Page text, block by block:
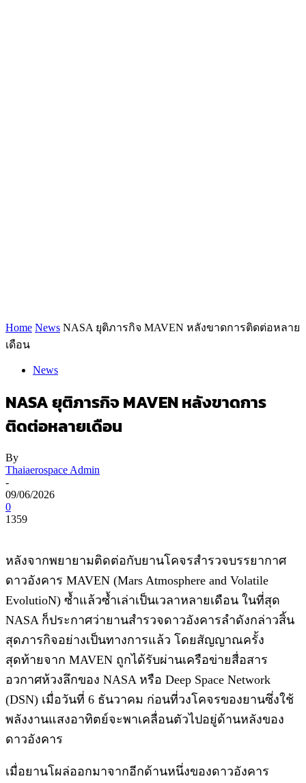
Home News NASA ยุติภารกิจ MAVEN หลังขาดการติดต่อหลาย
เดือน
News
NASA ยุติภารกิจ MAVEN หลังขาดการ
ติดต่อหลายเดือน
By
Thaiaerospace Admin
-
09/06/2026
0
1359
หลังจากพยายามติดต่อกับยานโคจรสำรวจบรรยากาศ
ดาวอังคาร MAVEN (Mars Atmosphere and Volatile
EvolutioN) ซ้ำแล้วซ้ำเล่าเป็นเวลาหลายเดือน ในที่สุด
NASA ก็ประกาศว่ายานสำรวจดาวอังคารลำดังกล่าวสิ้น
สุดภารกิจอย่างเป็นทางการแล้ว โดยสัญญาณครั้ง
สุดท้ายจาก MAVEN ถูกได้รับผ่านเครือข่ายสื่อสาร
อวกาศห้วงลึกของ NASA หรือ Deep Space Network
(DSN) เมื่อวันที่ 6 ธันวาคม ก่อนที่วงโคจรของยานซึ่งใช้
พลังงานแสงอาทิตย์จะพาเคลื่อนตัวไปอยู่ด้านหลังของ
ดาวอังคาร
เมื่อยานโผล่ออกมาจากอีกด้านหนึ่งของดาวอังคาร